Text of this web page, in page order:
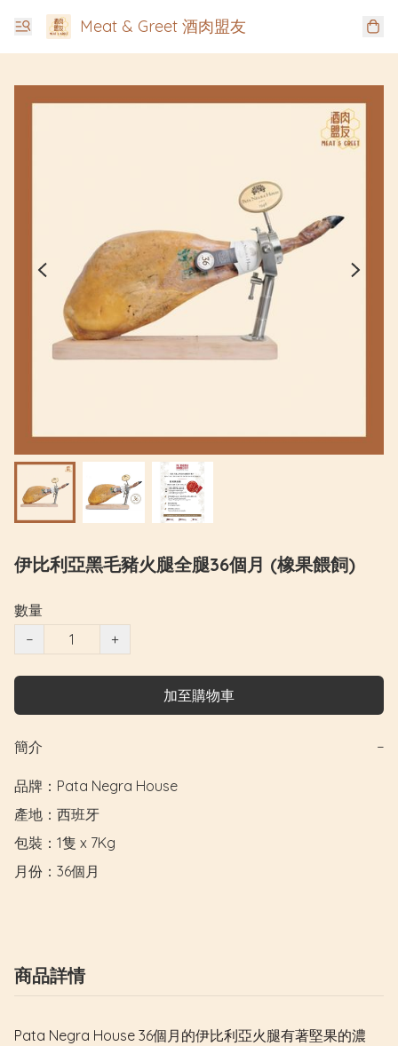
Meat & Greet 酒肉盟友
伊比利亞黑毛豬火腿全腿36個月 (橡果餵飼)
數量
−
+
加至購物車
簡介 −
品牌：Pata Negra House
產地：西班牙
包裝：1隻 x 7Kg
月份：36個月
商品詳情
Pata Negra House 36個月的伊比利亞火腿有著堅果的濃